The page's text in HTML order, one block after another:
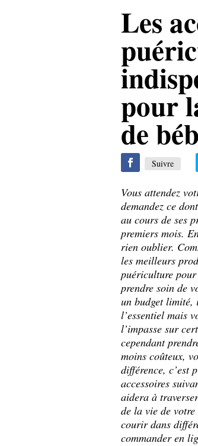
Les
pour
de
Suivre
Vous attendez
demandez ce
au cours de ses
premiers mois.
rien oublier.
les meilleurs
puériculture
prendre soin de
un budget limité,
l’essentiel mais
l’impasse sur
cependant
moins coûteux,
différence, c’est
accessoires
aidera à
de la vie de
courir dans
commander en